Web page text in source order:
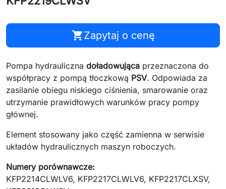
shopping_cartZapytaj o cenę
Pompa hydrauliczna doładowująca przeznaczona do
współpracy z pompą tłoczkową PSV. Odpowiada za
zasilanie obiegu niskiego ciśnienia, smarowanie oraz
utrzymanie prawidłowych warunków pracy pompy
głównej.
Element stosowany jako część zamienna w serwisie
układów hydraulicznych maszyn roboczych.
Numery porównawcze:
KFP2214CLWLV6, KFP2217CLWLV6, KFP2217CLXSV,